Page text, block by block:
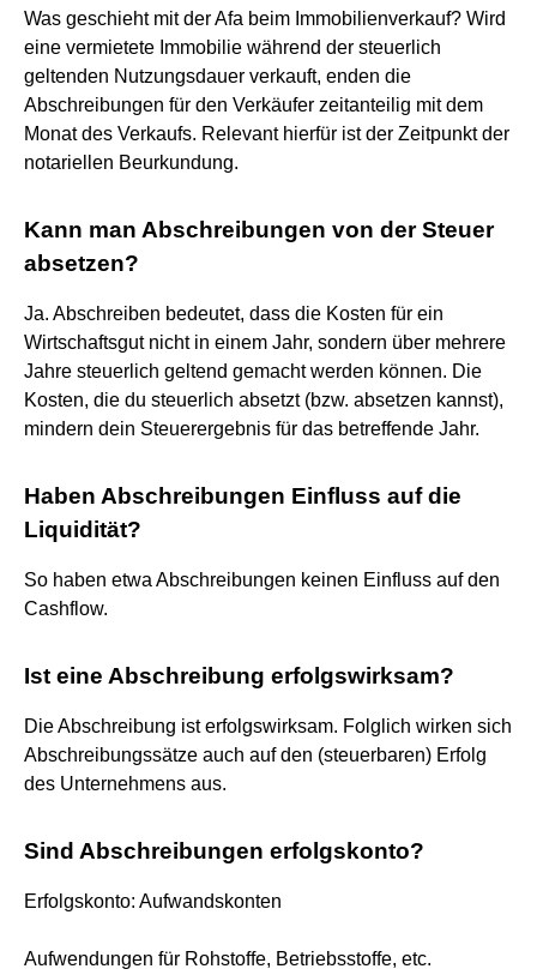
Was geschieht mit der Afa beim Immobilienverkauf? Wird
eine vermietete Immobilie während der steuerlich
geltenden Nutzungsdauer verkauft, enden die
Abschreibungen für den Verkäufer zeitanteilig mit dem
Monat des Verkaufs. Relevant hierfür ist der Zeitpunkt der
notariellen Beurkundung.
Kann man Abschreibungen von der Steuer
absetzen?
Ja. Abschreiben bedeutet, dass die Kosten für ein
Wirtschaftsgut nicht in einem Jahr, sondern über mehrere
Jahre steuerlich geltend gemacht werden können. Die
Kosten, die du steuerlich absetzt (bzw. absetzen kannst),
mindern dein Steuerergebnis für das betreffende Jahr.
Haben Abschreibungen Einfluss auf die
Liquidität?
So haben etwa Abschreibungen keinen Einfluss auf den
Cashflow.
Ist eine Abschreibung erfolgswirksam?
Die Abschreibung ist erfolgswirksam. Folglich wirken sich
Abschreibungssätze auch auf den (steuerbaren) Erfolg
des Unternehmens aus.
Sind Abschreibungen erfolgskonto?
Erfolgskonto: Aufwandskonten
Aufwendungen für Rohstoffe, Betriebsstoffe, etc.